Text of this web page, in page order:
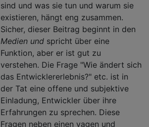
sind und was sie tun und warum sie
existieren, hängt eng zusammen.
Sicher, dieser Beitrag beginnt in den
Medien und spricht über eine
Funktion, aber er ist gut zu
verstehen. Die Frage "Wie ändert sich
das Entwicklererlebnis?" etc. ist in
der Tat eine offene und subjektive
Einladung, Entwickler über ihre
Erfahrungen zu sprechen. Diese
Fragen neben einen vagen und